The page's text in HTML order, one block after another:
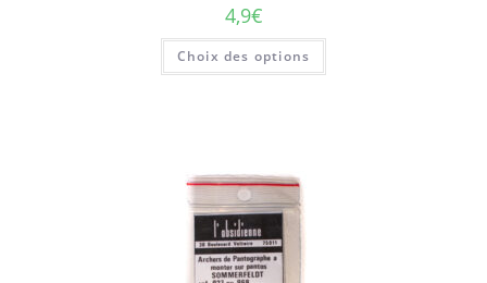
4,9€
Choix des options